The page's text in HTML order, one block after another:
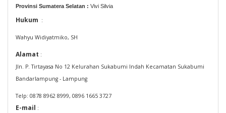
Provinsi Sumatera Selatan : Vivi Silvia
Hukum :
Wahyu Widiyatmiko, SH
Alamat :
Jln. P. Tirtayasa No 12 Kelurahan Sukabumi Indah Kecamatan Sukabumi
Bandarlampung - Lampung
Telp: 0878 8962 8999, 0896 1665 3727
E-mail :